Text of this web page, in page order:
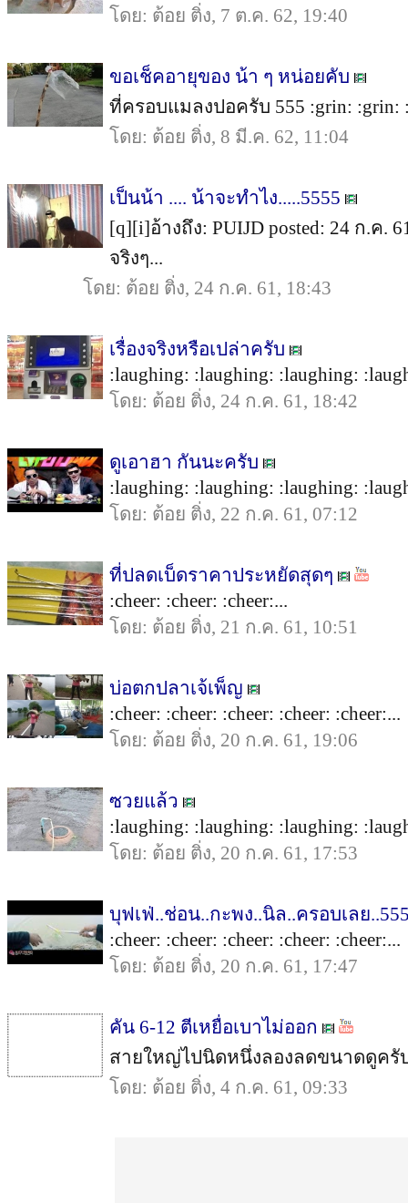
โดย: ต้อย ติ่ง, 7 ต.ค. 62, 19:40
ขอเช็คอายุของ น้า ๆ หน่อยคับ
ที่ครอบแมลงปอครับ 555 :grin: :grin:
โดย: ต้อย ติ่ง, 8 มี.ค. 62, 11:04
เป็นน้า .... น้าจะทำไง.....5555
[q][i]อ้างถึง: PUIJD posted: 24 ก.ค.
จริงๆ...
โดย: ต้อย ติ่ง, 24 ก.ค. 61, 18:43
เรื่องจริงหรือเปล่าครับ
:laughing: :laughing: :laughing:
โดย: ต้อย ติ่ง, 24 ก.ค. 61, 18:42
ดูเอาฮา กันนะครับ
:laughing: :laughing: :laughing:
โดย: ต้อย ติ่ง, 22 ก.ค. 61, 07:12
ที่ปลดเบ็ดราคาประหยัดสุดๆ
:cheer: :cheer: :cheer:...
โดย: ต้อย ติ่ง, 21 ก.ค. 61, 10:51
บ่อตกปลาเจ้เพ็ญ
:cheer: :cheer: :cheer: :cheer: :cheer:...
โดย: ต้อย ติ่ง, 20 ก.ค. 61, 19:06
ซวยแล้ว
:laughing: :laughing: :laughing:
โดย: ต้อย ติ่ง, 20 ก.ค. 61, 17:53
บุฟเฟ่..ช่อน..กะพง..นิล..ครอบเลย
:cheer: :cheer: :cheer: :cheer: :cheer:...
โดย: ต้อย ติ่ง, 20 ก.ค. 61, 17:47
คัน 6-12 ตีเหยื่อเบาไม่ออก
สายใหญ่ไปนิดหนึ่งลองลดขนาดดูครั
โดย: ต้อย ติ่ง, 4 ก.ค. 61, 09:33